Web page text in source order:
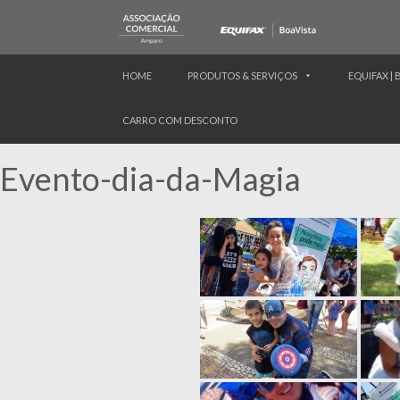
HOME PRODUTOS & SERVIÇOS EQUIFAX |
CARRO COM DESCONTO
Evento-dia-da-Magia